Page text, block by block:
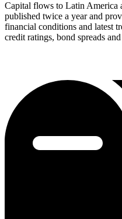
Capital flows to Latin America
published twice a year and
financial conditions and latest
credit ratings, bond spreads